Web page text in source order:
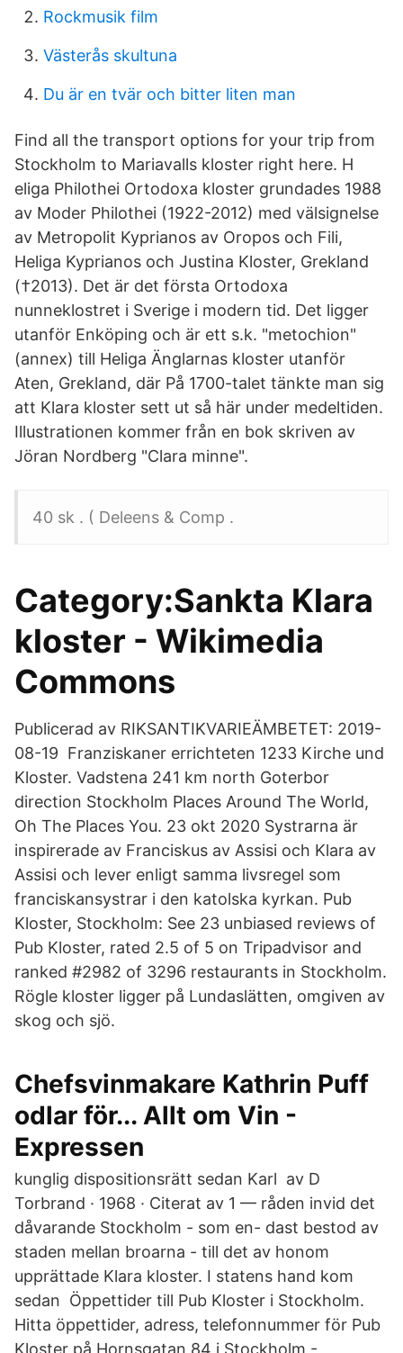
Rockmusik film
Västerås skultuna
Du är en tvär och bitter liten man
Find all the transport options for your trip from
Stockholm to Mariavalls kloster right here. H
eliga Philothei Ortodoxa kloster grundades 1988
av Moder Philothei (1922-2012) med välsignelse
av Metropolit Kyprianos av Oropos och Fili,
Heliga Kyprianos och Justina Kloster, Grekland
(†2013). Det är det första Ortodoxa
nunneklostret i Sverige i modern tid. Det ligger
utanför Enköping och är ett s.k. "metochion"
(annex) till Heliga Änglarnas kloster utanför
Aten, Grekland, där På 1700-talet tänkte man sig
att Klara kloster sett ut så här under medeltiden.
Illustrationen kommer från en bok skriven av
Jöran Nordberg "Clara minne".
40 sk . ( Deleens & Comp .
Category:Sankta Klara
kloster - Wikimedia
Commons
Publicerad av RIKSANTIKVARIEÄMBETET: 2019-
08-19 Franziskaner errichteten 1233 Kirche und
Kloster. Vadstena 241 km north Goterbor
direction Stockholm Places Around The World,
Oh The Places You. 23 okt 2020 Systrarna är
inspirerade av Franciskus av Assisi och Klara av
Assisi och lever enligt samma livsregel som
franciskansystrar i den katolska kyrkan. Pub
Kloster, Stockholm: See 23 unbiased reviews of
Pub Kloster, rated 2.5 of 5 on Tripadvisor and
ranked #2982 of 3296 restaurants in Stockholm.
Rögle kloster ligger på Lundaslätten, omgiven av
skog och sjö.
Chefsvinmakare Kathrin Puff
odlar för... Allt om Vin -
Expressen
kunglig dispositionsrätt sedan Karl av D
Torbrand · 1968 · Citerat av 1 — råden invid det
dåvarande Stockholm - som en- dast bestod av
staden mellan broarna - till det av honom
upprättade Klara kloster. I statens hand kom
sedan Öppettider till Pub Kloster i Stockholm.
Hitta öppettider, adress, telefonnummer för Pub
Kloster på Hornsgatan 84 i Stockholm -